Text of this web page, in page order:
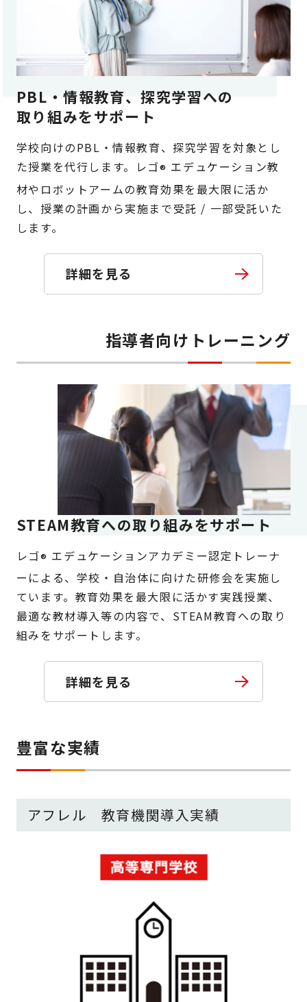
PBL・情報教育、探究学習への
取り組みをサポート
学校向けのPBL・情報教育、探究学習を対象とし
た授業を代行します。レゴ® エデュケーション教
材やロボットアームの教育効果を最大限に活か
し、授業の計画から実施まで受託 / 一部受託いた
します。
詳細を見る
指導者向けトレーニング
STEAM教育への取り組みをサポート
レゴ® エデュケーションアカデミー認定トレーナ
ーによる、学校・自治体に向けた研修会を実施し
ています。教育効果を最大限に活かす実践授業、
最適な教材導入等の内容で、STEAM教育への取り
組みをサポートします。
詳細を見る
豊富な実績
アフレル 教育機関導入実績